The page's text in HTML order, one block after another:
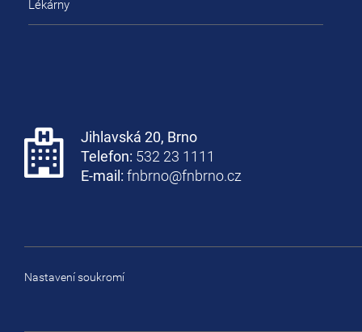
Lékárny
Jihlavská 20, Brno
Telefon: 532 23 1111
E-mail: fnbrno@fnbrno.cz
Nastavení soukromí